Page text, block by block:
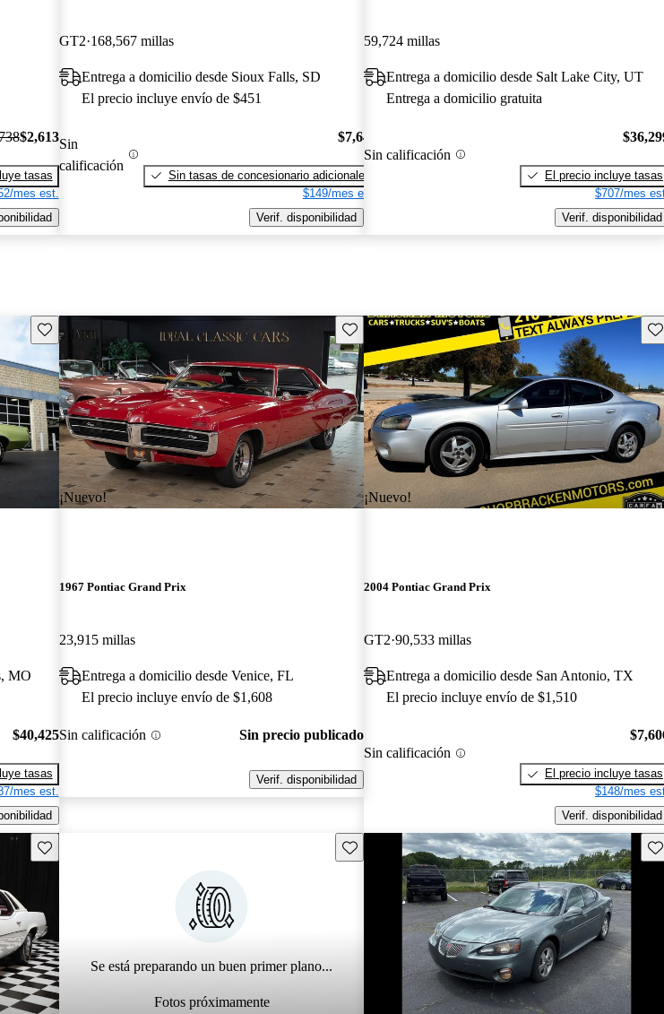
$2,613
tasas
mes est.
GT2 168,567 millas
Entrega a domicilio desde Sioux Falls, SD
El precio incluye envío de $451
Sin
calificación
$7,641
Sin tasas de concesionario adicionales
$149/mes est.
Verif. disponibilidad
59,724 millas
Entrega a domicilio desde Salt Lake City, UT
Entrega a domicilio gratuita
Sin calificación
El precio incluye tasas
$707/mes
Verif. disponibilidad
Guarda este Aviso
MO
$40,425
tasas
mes est.
¡Nuevo!
Guarda este Aviso
1967 Pontiac Grand Prix
23,915 millas
Entrega a domicilio desde Venice, FL
El precio incluye envío de $1,608
Sin calificación Sin precio publicado
Verif. disponibilidad
¡Nuevo!
2004 Pontiac Grand Prix
GT2 90,533 millas
Entrega a domicilio desde San Antonio, TX
El precio incluye envío de $1,510
Sin calificación
El precio incluye tasas
$148/mes
Verif. disponibilidad
Guarda este Aviso
Se está preparando un buen primer plano...
Fotos próximamente
Guarda este Aviso